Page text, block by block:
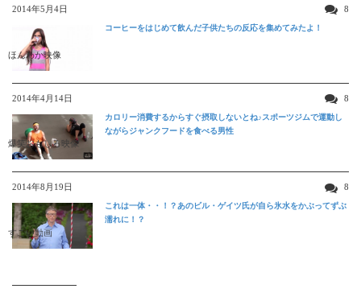
2014年5月4日 8
ほんわか映像
コーヒーをはじめて飲んだ子供たちの反応を集めてみたよ！
2014年4月14日 8
爆笑おもしろ映像
カロリー消費するからすぐ摂取しないとね♪スポーツジムで運動し
ながらジャンクフードを食べる男性
2014年8月19日 8
すごい動画
これは一体・・！？あのビル・ゲイツ氏が自ら氷水をかぶってずぶ
濡れに！？